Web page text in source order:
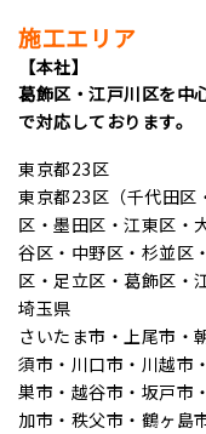
施工エリア
【本社】
葛飾区・江戸川区を中
で対応しております。
東京都23区
東京都23区（千代田区
区・墨田区・江東区・
谷区・中野区・杉並区
区・足立区・葛飾区・
埼玉県
さいたま市・上尾市・
須市・川口市・川越市
巣市・越谷市・坂戸市
加市・秩父市・鶴ヶ島